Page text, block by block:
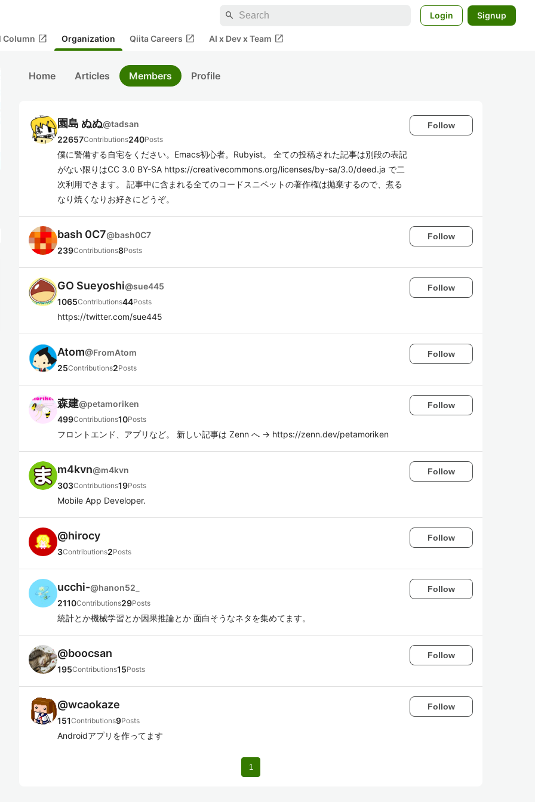
search Login Signup
Column open_in_new Organization Qiita Careers open_in_new AI x Dev x Team open_in_new
Home Articles Members Profile
園島 ぬぬ@tadsan
22657Contributions240Posts
僕に警備する自宅をください。Emacs初心者。Rubyist。 全ての投稿された記事は別段の表記
がない限りはCC 3.0 BY-SA https://creativecommons.org/licenses/by-sa/3.0/deed.ja で二
次利用できます。 記事中に含まれる全てのコードスニペットの著作権は抛棄するので、煮る
なり焼くなりお好きにどうぞ。
Follow
bash 0C7@bash0C7
239Contributions8Posts
Follow
GO Sueyoshi@sue445
1065Contributions44Posts
https://twitter.com/sue445
Follow
Atom@FromAtom
25Contributions2Posts
Follow
森建@petamoriken
499Contributions10Posts
フロントエンド、アプリなど。 新しい記事は Zenn へ → https://zenn.dev/petamoriken
Follow
m4kvn@m4kvn
303Contributions19Posts
Mobile App Developer.
Follow
@hirocy
3Contributions2Posts
Follow
ucchi-@hanon52_
2110Contributions29Posts
統計とか機械学習とか因果推論とか 面白そうなネタを集めてます。
Follow
@boocsan
195Contributions15Posts
Follow
@wcaokaze
151Contributions9Posts
Androidアプリを作ってます
Follow
1